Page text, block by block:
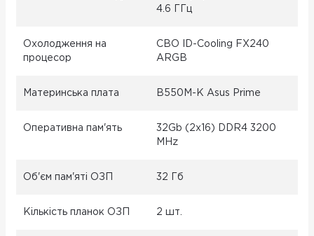
4.6 ГГц
Охолодження на
процесор
CBO ID-Cooling FX240
ARGB
Материнська плата B550M-K Asus Prime
Оперативна пам'ять
32Gb (2x16) DDR4 3200
MHz
Об'єм пам'яті ОЗП 32 Гб
Кількість планок ОЗП 2 шт.